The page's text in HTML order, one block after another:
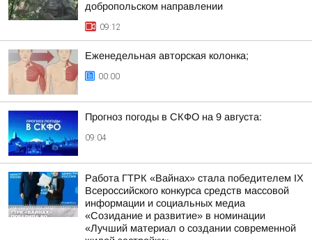
добропольском направлении
09:12
Еженедельная авторская колонка;
00:00
Прогноз погоды в СКФО на 9 августа:
09:04
Работа ГТРК «Вайнах» стала победителем IX
Всероссийского конкурса средств массовой
информации и социальных медиа
«Созидание и развитие» в номинации
«Лучший материал о создании современной